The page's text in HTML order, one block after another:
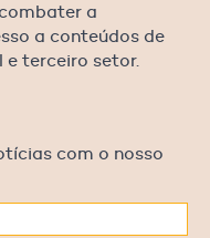
a
a conteúdos de
terceiro setor.
com o nosso